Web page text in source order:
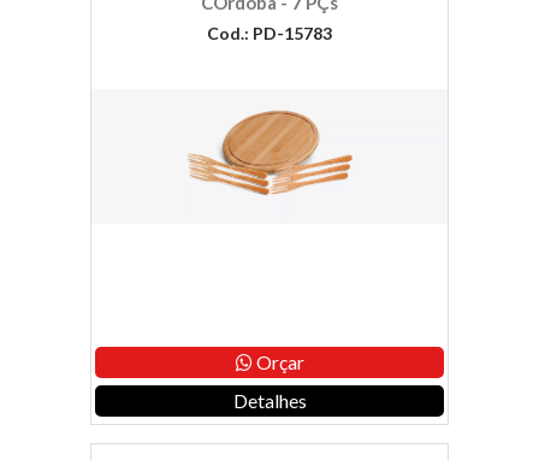
Cod.: PD-15783
Orçar
Detalhes